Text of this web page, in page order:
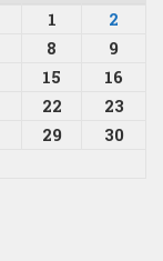
1
2
8
9
15
16
22
23
29
30